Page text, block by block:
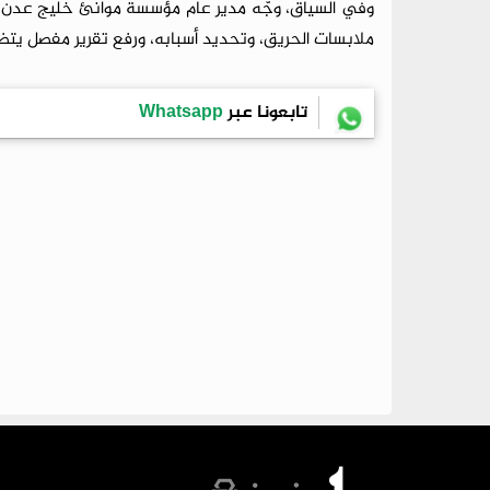
وفي السياق، وجّه مدير عام مؤسسة موانئ خليج
ملابسات الحريق، وتحديد أسبابه، ورفع تقرير مفصل
تابعونا عبرWhatsapp